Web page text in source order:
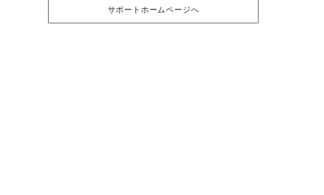
サポートホームページへ